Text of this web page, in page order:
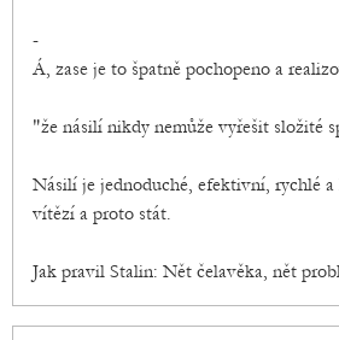
-
Á, zase je to špatně pochopeno a
"že násilí nikdy nemůže vyřešit složité
Násilí je jednoduché, efektivní, rychlé
vítězí a proto stát.
Jak pravil Stalin: Nět čelavěka, nět